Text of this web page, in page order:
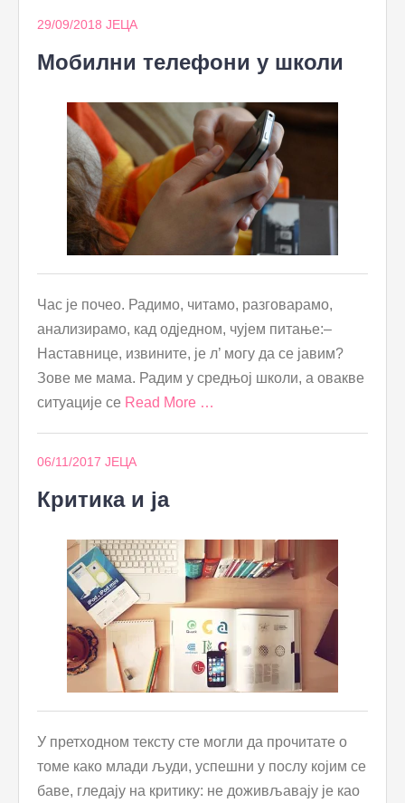
29/09/2018 ЈЕЦА
Мобилни телефони у школи
Час је почео. Радимо, читамо, разговарамо,
анализирамо, кад одједном, чујем питање:–
Наставнице, извините, је л’ могу да се јавим?
Зове ме мама. Радим у средњој школи, а овакве
ситуације се Read More …
06/11/2017 ЈЕЦА
Критика и ја
У претходном тексту сте могли да прочитате о
томе како млади људи, успешни у послу којим се
баве, гледају на критику: не доживљавају је као